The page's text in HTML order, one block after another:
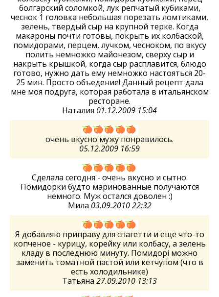
болгарский соломкой, лук репчатый кубиками,
чеснок 1 головка небольшая порезать ломтиками,
зелень, твердый сыр на крупной терке. Когда
макароны почти готовы, покрыть их колбаской,
помидорами, перцем, лучком, чесноком, по вкусу
полить немножко майонезом, сверху сыр и
накрыть крышкой, когда сыр расплавится, блюдо
готово, нужно дать ему немножко настояться 20-
25 мин. Просто объедение! Данный рецепт дала
мне моя подруга, которая работала в итальянском
ресторане.
Наталия 01.12.2009 15:04
очень вкусно мужу понравилось.
05.12.2009 16:59
Сделала сегодня - очень вкусно и сытно.
Помидорки будто маринованные получаются
немного. Муж остался доволен :)
Мила 03.09.2010 22:32
Я добавляю приправу для спагетти и еще что-то
копченое - курицу, корейку или колбасу, а зелень
кладу в последнюю минуту. Помидорі можно
заменить томатной пастой или кетчупом (что в
есть холодильнике)
Татьяна 27.09.2010 13:13